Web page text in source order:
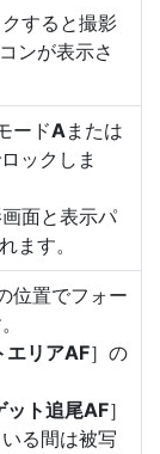
すると撮影
ンが表示さ
ードAまたは
ックしま
面と表示パ
ます。
位置でフォー
エリアAF］の
ット追尾AF］
る間は被写